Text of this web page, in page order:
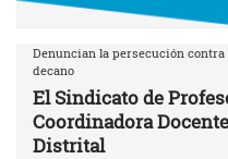
Denuncian la persecución
decano
El Sindicato de
Coordinadora
Distrital